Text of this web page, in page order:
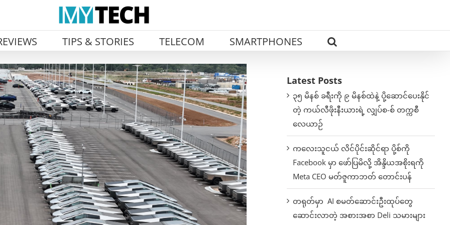
TIPS & STORIES TELECOM SMARTPHONES
Latest Posts
၃၅ မိနစ် ခရီးကို ၉ မိနစ်ထဲနဲ့ ပို့ဆောင်ပေးနိုင်
တဲ့ ကယ်လီဖိုးနီးယားရဲ့ လျှပ်စ-စ် တက္ကစီ
လေယာဉ်
ကလေးသူငယ် လိင်ပိုင်းဆိုင်ရာ ပို့စ်ကို
Facebook မှာ ဖော်ပြမိလို့ အိန္ဒိယအစိုးရကို
Meta CEO မတ်ဇူကာဘတ် တောင်းပန်
တရုတ်မှာ AI စမတ်ဆောင်းဦးထုပ်တွေ
ဆောင်းလာတဲ့ အစားအစာ Deli သမားများ